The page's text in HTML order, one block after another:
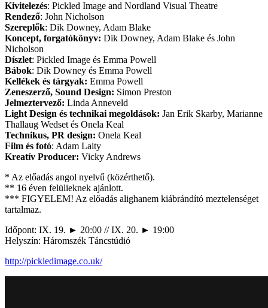
Kivitelezés: Pickled Image and Nordland Visual Theatre
Rendező: John Nicholson
Szereplők: Dik Downey, Adam Blake
Koncept, forgatókönyv: Dik Downey, Adam Blake és John
Nicholson
Díszlet: Pickled Image és Emma Powell
Bábok: Dik Downey és Emma Powell
Kellékek és tárgyak: Emma Powell
Zeneszerző, Sound Design: Simon Preston
Jelmeztervező: Linda Anneveld
Light Design és technikai megoldások: Jan Erik Skarby, Marianne
Thallaug Wedset és Onela Keal
Technikus, PR design: Onela Keal
Film és fotó: Adam Laity
Kreatív Producer: Vicky Andrews
* Az előadás angol nyelvű (közérthető).
** 16 éven felülieknek ajánlott.
*** FIGYELEM! Az előadás alighanem kiábrándító meztelenséget
tartalmaz.
Időpont: IX. 19. ► 20:00 // IX. 20. ► 19:00
Helyszín: Háromszék Táncstúdió
http://pickledimage.co.uk/